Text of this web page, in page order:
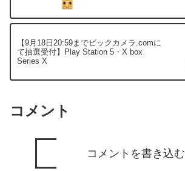
【9月18日20:59までビックカメラ.comに
て抽選受付】Play Station 5・X box
Series X
コメント
コメントを書き込む